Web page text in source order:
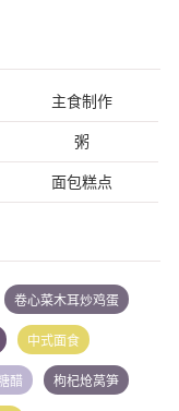
主食制作
粥
面包糕点
卷心菜木耳炒鸡蛋
中式面食
醋 枸杞炝莴笋